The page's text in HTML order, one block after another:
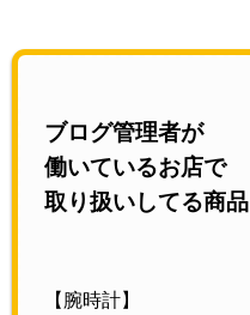
ブログ管理者が
働いているお店で
取り扱いしてる商品
【腕時計】